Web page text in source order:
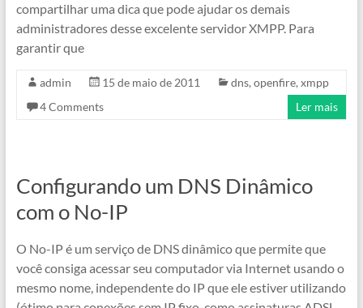
compartilhar uma dica que pode ajudar os demais
administradores desse excelente servidor XMPP. Para
garantir que
admin 15 de maio de 2011 dns, openfire, xmpp
4 Comments
Ler mais
Configurando um DNS Dinâmico
com o No-IP
O No-IP é um serviço de DNS dinâmico que permite que
você consiga acessar seu computador via Internet usando o
mesmo nome, independente do IP que ele estiver utilizando